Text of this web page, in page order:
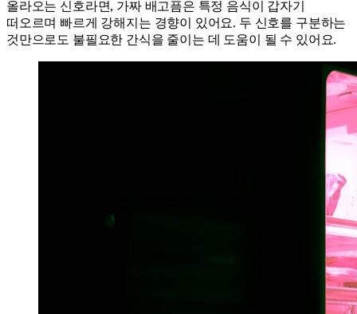
올라오는 신호라면, 가짜 배고픔은 특정 음식이 갑자기
떠오르며 빠르게 강해지는 경향이 있어요. 두 신호를 구분하는
것만으로도 불필요한 간식을 줄이는 데 도움이 될 수 있어요.